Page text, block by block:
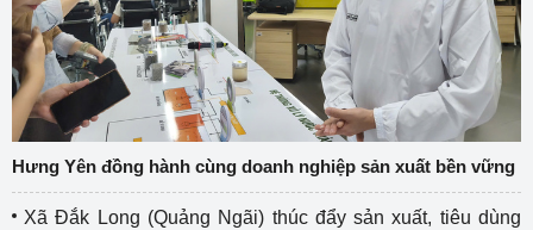
Hưng Yên đồng hành cùng doanh nghiệp sản xuất bền vững
Xã Đắk Long (Quảng Ngãi) thúc đẩy sản xuất, tiêu dùng